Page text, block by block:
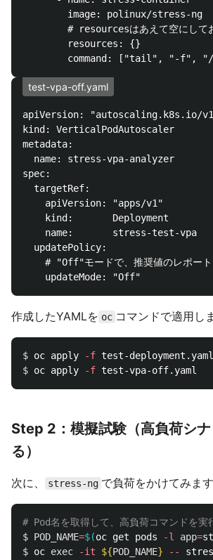
        image: polinux/stress-ng
# resourcesはあえて空にして
        resources: {}
test-vpa-off.yaml
apiVersion: "autoscaling.k8s.io/
kind: VerticalPodAutoscaler
metadata:
  name: stress-vpa-analyzer
spec:
  targetRef:
    apiVersion: "apps/v1"
    kind:       Deployment
    name:       stress-test-vpa
  updatePolicy:
# "Off"モードで、推奨値のレポート
作成したYAMLを oc コマンドで適用し
$ oc apply -f
$ oc apply -f
Step 2：模擬試験（高負荷シ
る）
次に、 stress-ng で負荷をかけてみます
# Pod名を取得して、高負荷コマンドを実
$ POD_NAME=$(oc get pods -l app=
$ oc exec -it ${POD_NAME} --